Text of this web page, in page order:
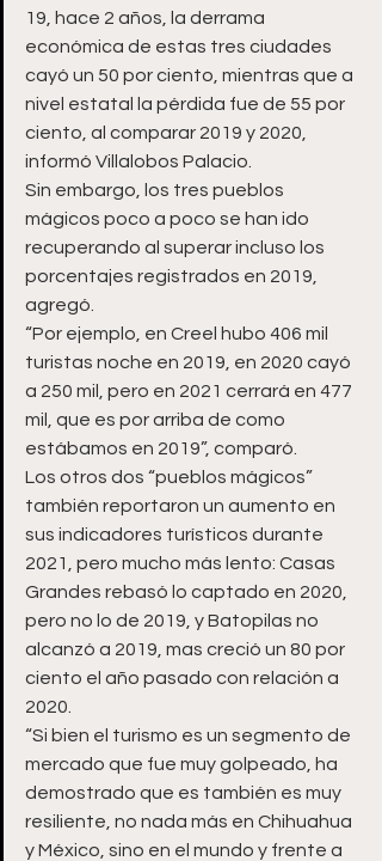
19, hace 2 años, la derrama
económica de estas tres ciudades
cayó un 50 por ciento, mientras que a
nivel estatal la pérdida fue de 55 por
ciento, al comparar 2019 y 2020,
informó Villalobos Palacio.
Sin embargo, los tres pueblos
mágicos poco a poco se han ido
recuperando al superar incluso los
porcentajes registrados en 2019,
agregó.
“Por ejemplo, en Creel hubo 406 mil
turistas noche en 2019, en 2020 cayó
a 250 mil, pero en 2021 cerrará en 477
mil, que es por arriba de como
estábamos en 2019”, comparó.
Los otros dos “pueblos mágicos”
también reportaron un aumento en
sus indicadores turísticos durante
2021, pero mucho más lento: Casas
Grandes rebasó lo captado en 2020,
pero no lo de 2019, y Batopilas no
alcanzó a 2019, mas creció un 80 por
ciento el año pasado con relación a
2020.
“Si bien el turismo es un segmento de
mercado que fue muy golpeado, ha
demostrado que es también es muy
resiliente, no nada más en Chihuahua
y México, sino en el mundo y frente a